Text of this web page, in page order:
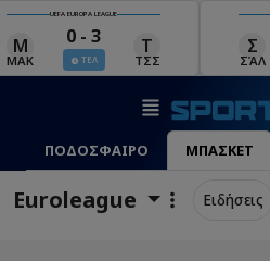
UEFA EUROPA LEAGUE
Σ 0 - 0
ΤΕΛ ΠΆΦ ΧΡΆ
ΠΟΔΟΣΦΑΙΡΟ ΜΠΑΣΚΕΤ
Euroleague Ειδήσεις